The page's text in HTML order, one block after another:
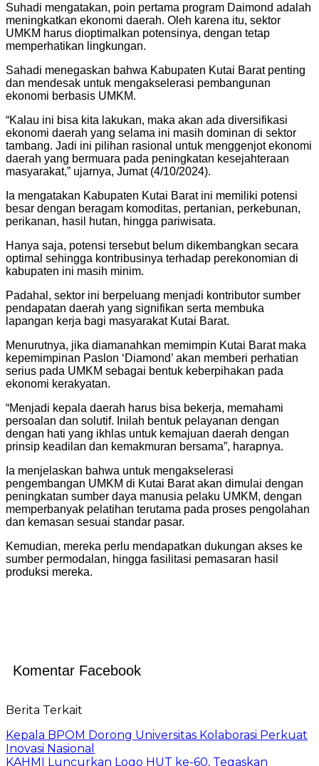
Suhadi mengatakan, poin pertama program Daimond adalah
meningkatkan ekonomi daerah. Oleh karena itu, sektor
UMKM harus dioptimalkan potensinya, dengan tetap
memperhatikan lingkungan.
Sahadi menegaskan bahwa Kabupaten Kutai Barat penting
dan mendesak untuk mengakselerasi pembangunan
ekonomi berbasis UMKM.
“Kalau ini bisa kita lakukan, maka akan ada diversifikasi
ekonomi daerah yang selama ini masih dominan di sektor
tambang. Jadi ini pilihan rasional untuk menggenjot ekonomi
daerah yang bermuara pada peningkatan kesejahteraan
masyarakat,” ujarnya, Jumat (4/10/2024).
Ia mengatakan Kabupaten Kutai Barat ini memiliki potensi
besar dengan beragam komoditas, pertanian, perkebunan,
perikanan, hasil hutan, hingga pariwisata.
Hanya saja, potensi tersebut belum dikembangkan secara
optimal sehingga kontribusinya terhadap perekonomian di
kabupaten ini masih minim.
Padahal, sektor ini berpeluang menjadi kontributor sumber
pendapatan daerah yang signifikan serta membuka
lapangan kerja bagi masyarakat Kutai Barat.
Menurutnya, jika diamanahkan memimpin Kutai Barat maka
kepemimpinan Paslon ‘Diamond’ akan memberi perhatian
serius pada UMKM sebagai bentuk keberpihakan pada
ekonomi kerakyatan.
“Menjadi kepala daerah harus bisa bekerja, memahami
persoalan dan solutif. Inilah bentuk pelayanan dengan
dengan hati yang ikhlas untuk kemajuan daerah dengan
prinsip keadilan dan kemakmuran bersama”, harapnya.
Ia menjelaskan bahwa untuk mengakselerasi
pengembangan UMKM di Kutai Barat akan dimulai dengan
peningkatan sumber daya manusia pelaku UMKM, dengan
memperbanyak pelatihan terutama pada proses pengolahan
dan kemasan sesuai standar pasar.
Kemudian, mereka perlu mendapatkan dukungan akses ke
sumber permodalan, hingga fasilitasi pemasaran hasil
produksi mereka.
Komentar Facebook
Berita Terkait
Kepala BPOM Dorong Universitas Kolaborasi Perkuat
Inovasi Nasional
KAHMI Luncurkan Logo HUT ke-60, Tegaskan